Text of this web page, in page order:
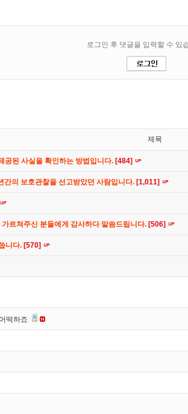
제목
공된 사실을 확인하는 방법입니다. [484]
의 보호관찰을 선고받았던 사람입니다. [1,011]
르쳐주신 분들에게 감사하다 말씀드립니다. [506]
니다. [570]
떡하죠